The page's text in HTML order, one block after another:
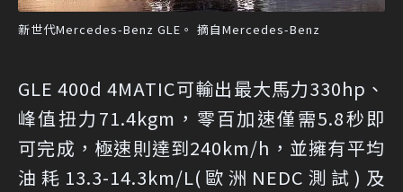
新世代Mercedes-Benz GLE。 摘自Mercedes-Benz
GLE 400d 4MATIC可輸出最大馬力330hp、
峰值扭力71.4kgm，零百加速僅需5.8秒即
可完成，極速則達到240km/h，並擁有平均
油耗13.3-14.3km/L(歐洲NEDC測試)及